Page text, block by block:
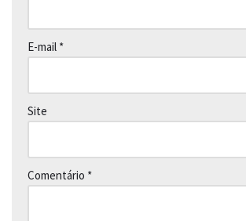
E-mail *
Site
Comentário *